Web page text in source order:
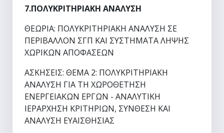
7.ΠΟΛΥΚΡΙΤΗΡΙΑΚΗ ΑΝΑΛΥΣΗ
ΘΕΩΡΙΑ: ΠΟΛΥΚΡΙΤΗΡΙΑΚΗ ΑΝΑΛΥΣΗ ΣΕ
ΠΕΡΙΒΑΛΛΟΝ ΣΓΠ ΚΑΙ ΣΥΣΤΗΜΑΤΑ ΛΗΨΗΣ
ΧΩΡΙΚΩΝ ΑΠΟΦΑΣΕΩΝ
ΑΣΚΗΣΕΙΣ: ΘΕΜΑ 2: ΠΟΛΥΚΡΙΤΗΡΙΑΚΗ
ΑΝΑΛΥΣΗ ΓΙΑ ΤΗ ΧΩΡΟΘΕΤΗΣΗ
ΕΝΕΡΓΕΙΑΚΩΝ ΕΡΓΩΝ - ΑΝΑΛΥΤΙΚΗ
ΙΕΡΑΡΧΗΣΗ ΚΡΙΤΗΡΙΩΝ, ΣΥΝΘΕΣΗ ΚΑΙ
ΑΝΑΛΥΣΗ ΕΥΑΙΣΘΗΣΙΑΣ